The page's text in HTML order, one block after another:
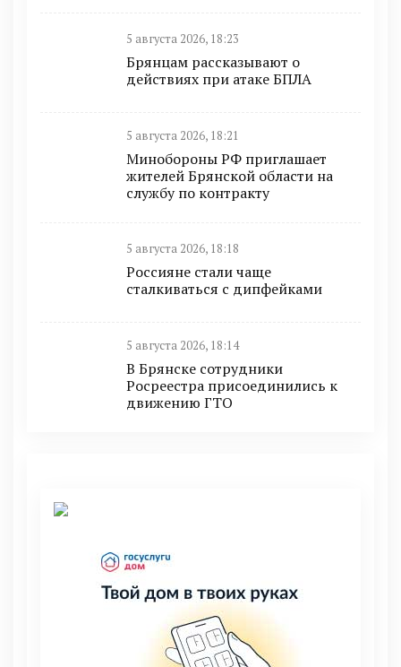
5 августа 2026, 18:23
Брянцам рассказывают о
действиях при атаке БПЛА
5 августа 2026, 18:21
Минобoроны РФ приглaшaет
житeлeй Брянской области на
службу по контракту
5 августа 2026, 18:18
Россияне стали чаще
сталкиваться с дипфейками
5 августа 2026, 18:14
В Брянске сотрудники
Росреестра присоединились к
движению ГТО